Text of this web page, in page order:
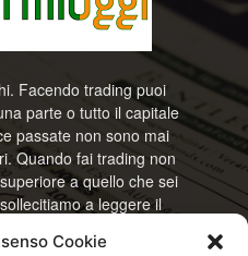
Cookie
Facendo trading puoi
parte o tutto il capitale
passate non sono mai
Quando fai trading non
a quello che sei
a leggere il
genere di consulenza